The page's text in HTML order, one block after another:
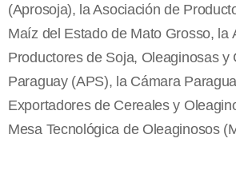
(Aprosoja), la Asociación de
Maíz del Estado de Mato Grosso, la
Productores de Soja, Oleaginosas y
Paraguay (APS), la Cámara
Exportadores de Cereales y
Mesa Tecnológica de Oleaginosos